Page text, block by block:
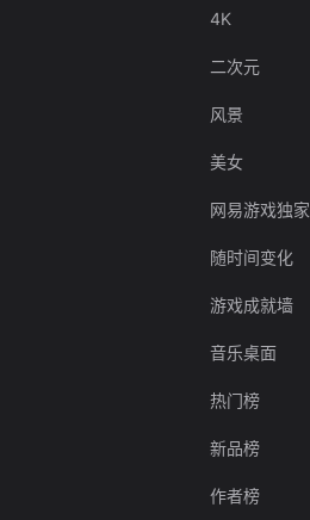
4K
二次元
风景
美女
网易游戏独家
随时间变化
游戏成就墙
音乐桌面
热门榜
新品榜
作者榜